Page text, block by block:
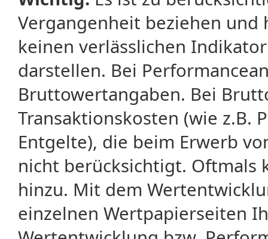
Vergangenheit beziehen
keinen verlässlichen
darstellen. Bei
Bruttowertangaben. Bei
Transaktionskosten (wie z.B.
Entgelte), die beim Erwerb
nicht berücksichtigt. Oftmals
hinzu. Mit dem
einzelnen Wertpapierseiten